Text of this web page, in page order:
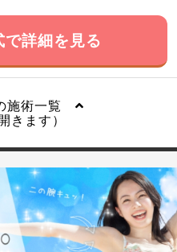
詳細を見る
施術一覧
きます）